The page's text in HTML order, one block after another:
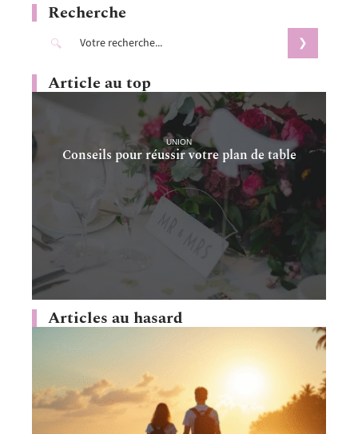
Recherche
Article au top
UNION
Conseils pour réussir votre plan de table
Articles au hasard